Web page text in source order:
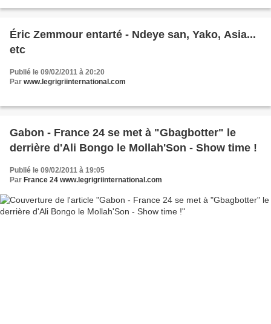
Éric Zemmour entarté - Ndeye san, Yako, Asia...
etc
Publié le 09/02/2011 à 20:20
Par www.legrigriinternational.com
Gabon - France 24 se met à "Gbagbotter" le
derrière d'Ali Bongo le Mollah'Son - Show time !
Publié le 09/02/2011 à 19:05
Par France 24 www.legrigriinternational.com